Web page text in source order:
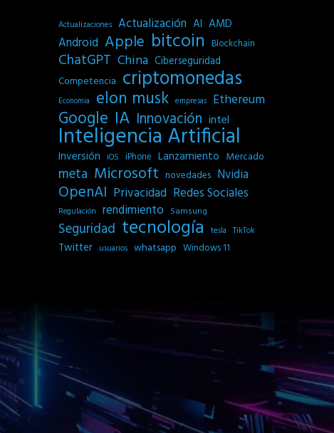
Actualizaciones Actualización AI AMD
Android Apple bitcoin Blockchain
ChatGPT China Ciberseguridad
Competencia criptomonedas
Economia elon musk empresas Ethereum
Google IA Innovación intel
Inteligencia Artificial
Inversión iOS iPhone Lanzamiento Mercado
meta Microsoft novedades Nvidia
OpenAI Privacidad Redes Sociales
Regulación rendimiento Samsung
Seguridad tecnología tesla TikTok
Twitter usuarios whatsapp Windows 11